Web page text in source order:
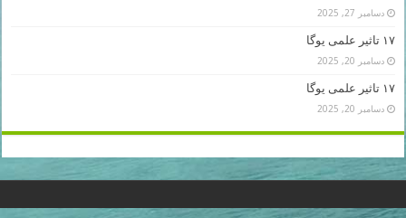
دسامبر 27, 2025
۱۷ تاثیر علمی یوگا
دسامبر 20, 2025
۱۷ تاثیر علمی یوگا
دسامبر 20, 2025